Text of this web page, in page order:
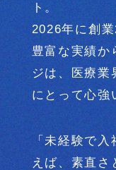
ト。
2026年に創業
豊富な実績か
ジは、
医療業
にとって心強
「未経験で
えば、 素直さ